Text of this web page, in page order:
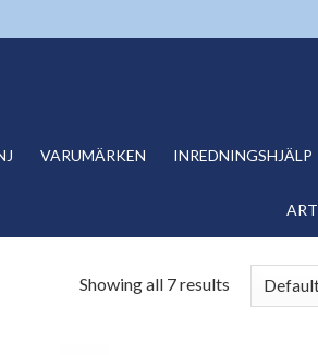
VARUMÄRKEN INREDNINGSHJÄLP
ART
Showing all 7 results